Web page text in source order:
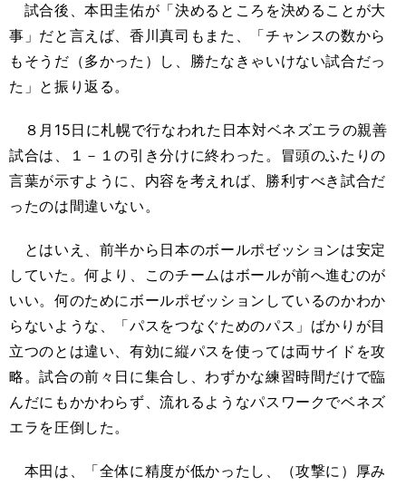
試合後、本田圭佑が「決めるところを決めることが大
事」だと言えば、香川真司もまた、「チャンスの数から
もそうだ（多かった）し、勝たなきゃいけない試合だっ
た」と振り返る。
８月15日に札幌で行なわれた日本対ベネズエラの親善
試合は、１－１の引き分けに終わった。冒頭のふたりの
言葉が示すように、内容を考えれば、勝利すべき試合だ
ったのは間違いない。
とはいえ、前半から日本のボールポゼッションは安定
していた。何より、このチームはボールが前へ進むのが
いい。何のためにボールポゼッションしているのかわか
らないような、「パスをつなぐためのパス」ばかりが目
立つのとは違い、有効に縦パスを使っては両サイドを攻
略。試合の前々日に集合し、わずかな練習時間だけで臨
んだにもかかわらず、流れるようなパスワークでベネズ
エラを圧倒した。
本田は、「全体に精度が低かったし、（攻撃に）厚み